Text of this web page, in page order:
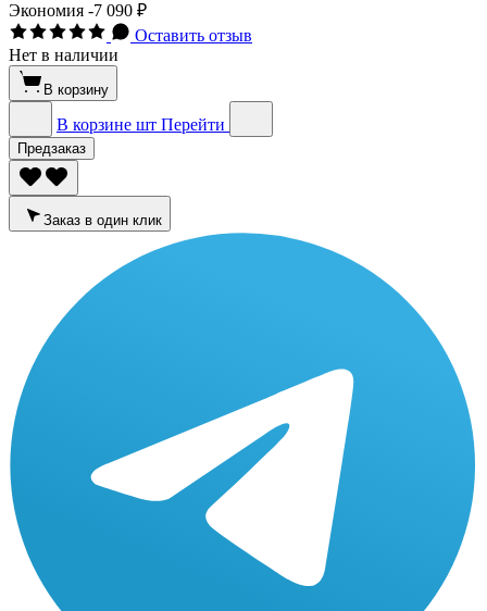
Экономия -7 090 ₽
Оставить отзыв
Нет в наличии
В корзину
В корзине шт Перейти
Предзаказ
Заказ в один клик